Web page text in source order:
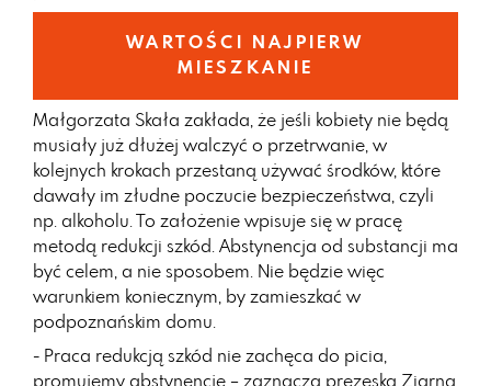
WARTOŚCI NAJPIERW
MIESZKANIE
Małgorzata Skała zakłada, że jeśli kobiety nie będą
musiały już dłużej walczyć o przetrwanie, w
kolejnych krokach przestaną używać środków, które
dawały im złudne poczucie bezpieczeństwa, czyli
np. alkoholu. To założenie wpisuje się w pracę
metodą redukcji szkód. Abstynencja od substancji ma
być celem, a nie sposobem. Nie będzie więc
warunkiem koniecznym, by zamieszkać w
podpoznańskim domu.
- Praca redukcją szkód nie zachęca do picia,
promujemy abstynencję – zaznacza prezeska Ziarna